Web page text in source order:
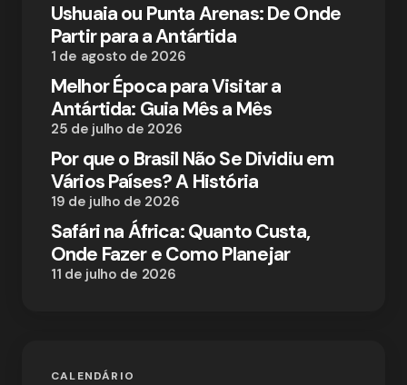
Ushuaia ou Punta Arenas: De Onde
Partir para a Antártida
1 de agosto de 2026
Melhor Época para Visitar a
Antártida: Guia Mês a Mês
25 de julho de 2026
Por que o Brasil Não Se Dividiu em
Vários Países? A História
19 de julho de 2026
Safári na África: Quanto Custa,
Onde Fazer e Como Planejar
11 de julho de 2026
CALENDÁRIO